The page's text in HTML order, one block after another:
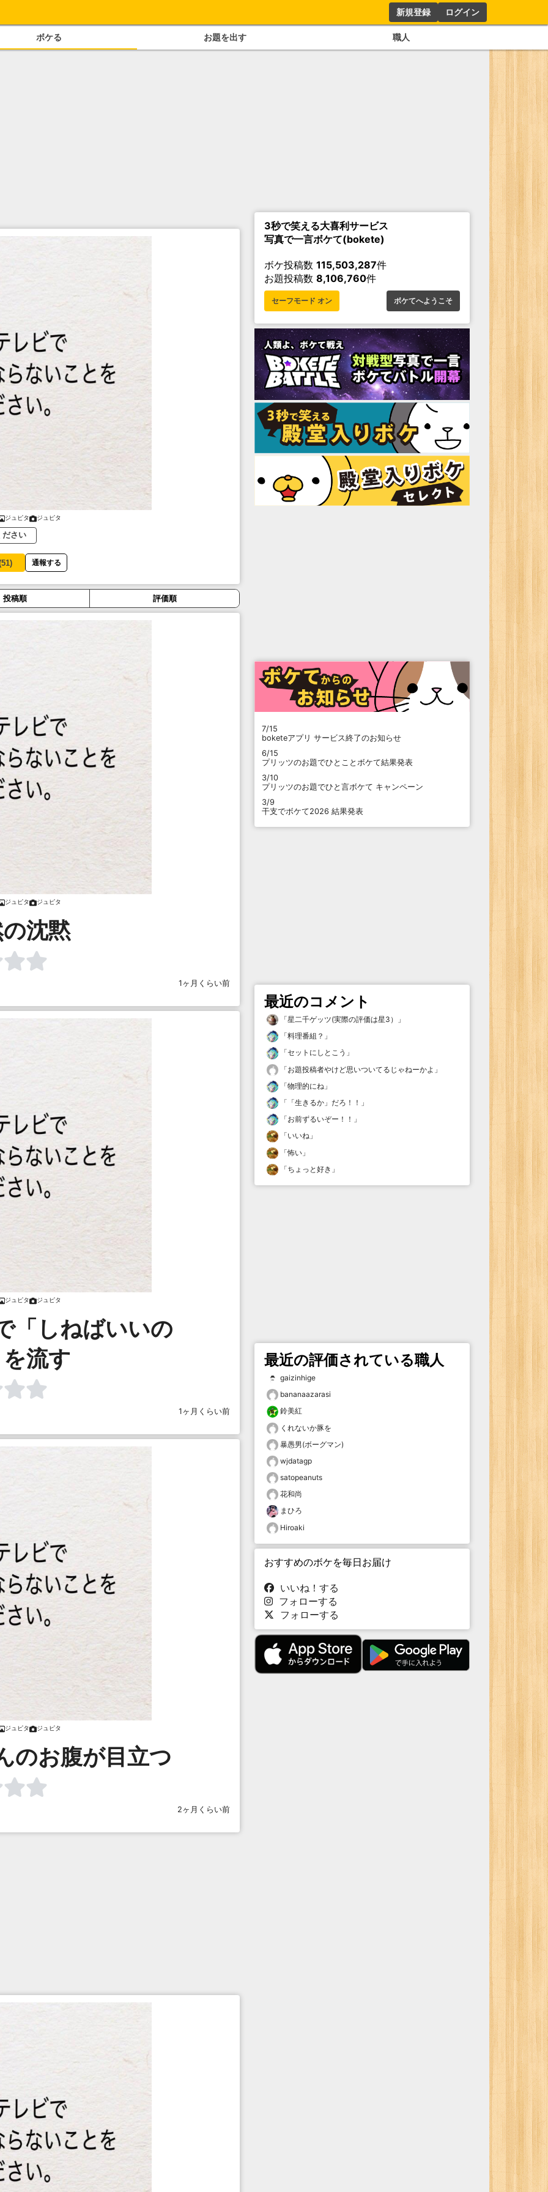
新規登録 ログイン
ボケる お題を出す 職人
ジュピタ ジュピタ
ださい
51) 通報する
投稿順 評価順
ジュピタ ジュピタ
沈黙
1ヶ月くらい前
ジュピタ ジュピタ
「しねばいいの
流す
1ヶ月くらい前
ジュピタ ジュピタ
のお腹が目立つ
2ヶ月くらい前
3秒で笑える大喜利サービス
写真で一言ボケて(bokete)
ボケ投稿数 115,503,287件
お題投稿数 8,106,760件
セーフモード オン ボケてへようこそ
7/15
boketeアプリ サービス終了のお知らせ
6/15
プリッツのお題でひとことボケて結果発表
3/10
プリッツのお題でひと言ボケて キャンペーン
3/9
干支でボケて2026 結果発表
最近のコメント
「星二千ゲッツ(実際の評価は星3）
」
「料理番組？ 」
「セットにしとこう 」
「お題投稿者やけど思いついてるじゃねーかよ 」
「物理的にね 」
「 「生きるか」だろ！！ 」
「お前ずるいぞー！！ 」
「いいね 」
「怖い 」
「ちょっと好き 」
最近の評価されている職人
gaizinhige
bananaazarasi
鈴美紅
くれないか豚を
暴愚男(ボーグマン)
wjdatagp
satopeanuts
花和尚
まひろ
Hiroaki
おすすめのボケを毎日お届け
いいね！する
フォローする
フォローする